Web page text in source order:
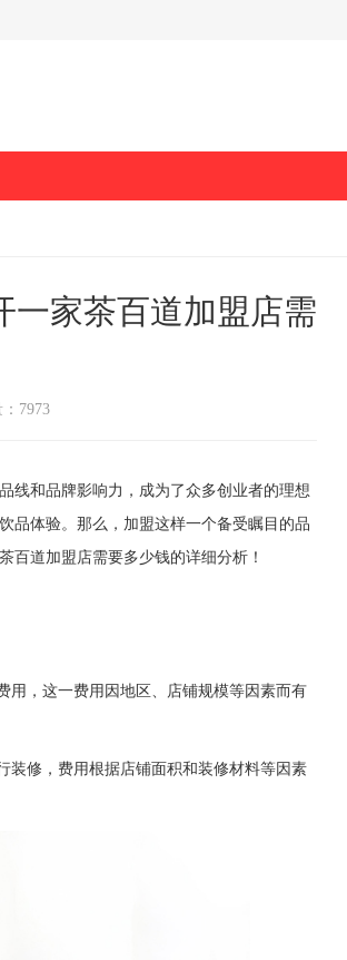
一家茶百道加盟店需
7973
线和品牌影响力，成为了众多创业者的理想
品体验。那么，加盟这样一个备受瞩目的品
百道加盟店需要多少钱的详细分析！
，这一费用因地区、店铺规模等因素而有
修，费用根据店铺面积和装修材料等因素